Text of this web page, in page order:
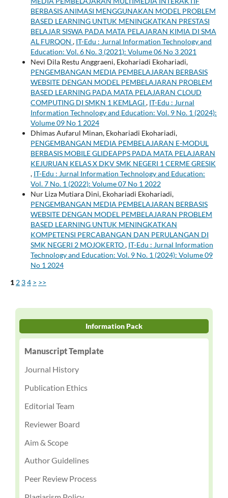
BERBASIS ANIMASI MENGGUNAKAN MODEL PROBLEM
BASED LEARNING UNTUK MENINGKATKAN PRESTASI
BELAJAR SISWA PADA MATA PELAJARAN KIMIA DI SMA
AL FURQON , IT-Edu : Jurnal Information Technology and
Education: Vol. 6 No. 3 (2021): Volume 06 No 3 2021
Nevi Dila Restu Anggraeni, Ekohariadi Ekohariadi,
PENGEMBANGAN MEDIA PEMBELAJARAN BERBASIS
WEBSITE DENGAN MODEL PEMBELAJARAN PROBLEM
BASED LEARNING PADA MATA PELAJARAN CLOUD
COMPUTING DI SMKN 1 KEMLAGI , IT-Edu : Jurnal
Information Technology and Education: Vol. 9 No. 1 (2024):
Volume 09 No 1 2024
Dhimas Aufarul Minan, Ekohariadi Ekohariadi,
PENGEMBANGAN MEDIA PEMBELAJARAN E-MODUL
BERBASIS MOBILE GLIDEAPPS PADA MATA PELAJARAN
KEJURUAN KELAS X DKV SMK NEGERI 1 CERME GRESIK
, IT-Edu : Jurnal Information Technology and Education:
Vol. 7 No. 1 (2022): Volume 07 No 1 2022
Nur Liza Mutiara Dini, Ekohariadi Ekohariadi,
PENGEMBANGAN MEDIA PEMBELAJARAN BERBASIS
WEBSITE DENGAN MODEL PEMBELAJARAN PROBLEM
BASED LEARNING UNTUK MENINGKATKAN
KOMPETENSI PERCABANGAN DAN PERULANGAN DI
SMK NEGERI 2 MOJOKERTO, IT-Edu : Jurnal Information
Technology and Education: Vol. 9 No. 1 (2024): Volume 09
No 1 2024
1 2 34 > >>
Information Pack
Manuscript Template
Journal History
Publication Ethics
Editorial Team
Reviewer Board
Aim & Scope
Author Guidelines
Peer Review Process